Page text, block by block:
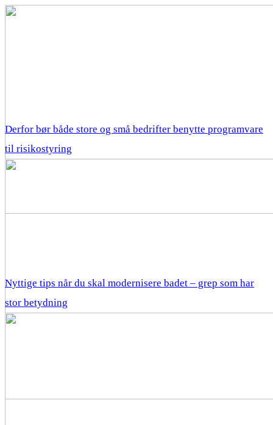
Derfor bør både store og små bedrifter benytte programvare
til risikostyring
Nyttige tips når du skal modernisere badet – grep som har
stor betydning